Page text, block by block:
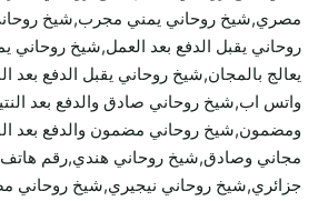
مصري,شيخ روحاني يمني مجرب,شيخ
روحاني يقبل الدفع بعد العمل,شيخ
يعالج بالمجان,شيخ روحاني يقبل الدفع بعد
واتس اب,شيخ روحاني صادق والدفع بعد
ومضمون,شيخ روحاني مضمون والدفع بعد
مجاني وصادق,شيخ روحاني هندي,رقم
جزائري,شيخ روحاني نيجيري,شيخ روحاني